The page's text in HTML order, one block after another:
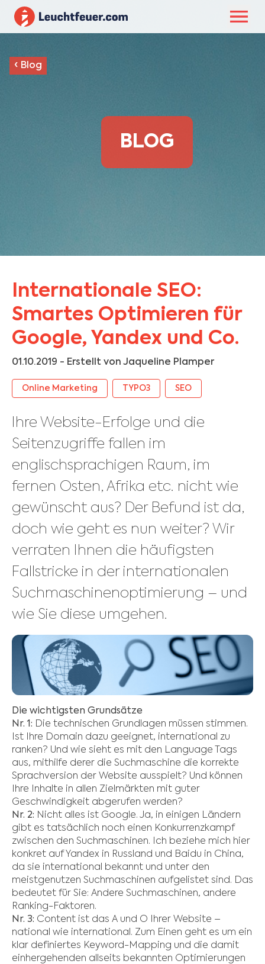
BLOG
‹ Blog
Internationale SEO:
Smartes Optimieren für
Google, Yandex und Co.
01.10.2019 - Erstellt von Jaqueline Plamper
Online Marketing TYPO3 SEO
Ihre Website-Erfolge und die
Seitenzugriffe fallen im
englischsprachigen Raum, im
fernen Osten, Afrika etc. nicht wie
gewünscht aus? Der Befund ist da,
doch wie geht es nun weiter? Wir
verraten Ihnen die häufigsten
Fallstricke in der internationalen
Suchmaschinenoptimierung – und
wie Sie diese umgehen.
Die wichtigsten Grundsätze
Nr. 1: Die technischen Grundlagen müssen stimmen.
Ist Ihre Domain dazu geeignet, international zu
ranken? Und wie sieht es mit den Language Tags
aus, mithilfe derer die Suchmaschine die korrekte
Sprachversion der Website ausspielt? Und können
Ihre Inhalte in allen Zielmärkten mit guter
Geschwindigkeit abgerufen werden?
Nr. 2: Nicht alles ist Google. Ja, in einigen Ländern
gibt es tatsächlich noch einen Konkurrenzkampf
zwischen den Suchmaschinen. Ich beziehe mich hier
konkret auf Yandex in Russland und Baidu in China,
da sie international bekannt und unter den
meistgenutzen Suchmaschinen aufgelistet sind. Das
bedeutet für Sie: Andere Suchmaschinen, andere
Ranking-Faktoren.
Nr. 3: Content ist das A und O Ihrer Website –
national wie international. Zum Einen geht es um ein
klar definiertes Keyword-Mapping und die damit
einhergehenden allseits bekannten Optimierungen